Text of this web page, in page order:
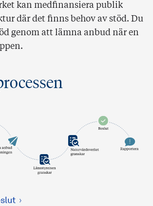
kan medfinansiera publik
där det finns behov av stöd. Du
genom att lämna anbud när en